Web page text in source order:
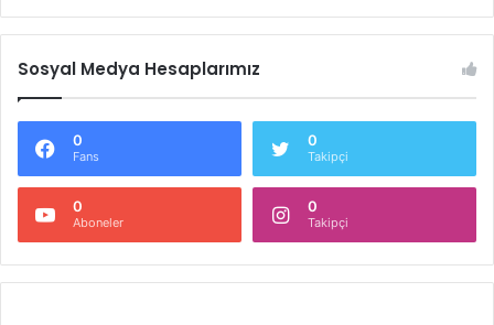
Sosyal Medya Hesaplarımız
0
Fans
0
Takipçi
0
Aboneler
0
Takipçi